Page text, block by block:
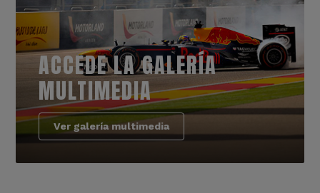
ACCEDE LA GALERÍA
MULTIMEDIA
Ver galería multimedia